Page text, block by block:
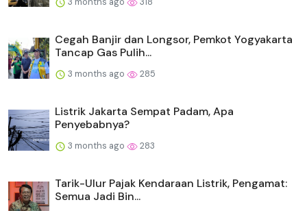
Cegah Banjir dan Longsor, Pemkot Yogyakarta
Tancap Gas Pulih...
3 months ago 285
Listrik Jakarta Sempat Padam, Apa
Penyebabnya?
3 months ago 283
Tarik-Ulur Pajak Kendaraan Listrik, Pengamat:
Semua Jadi Bin...